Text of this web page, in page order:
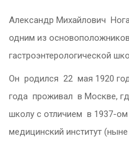
Александр Михайлович
одним из
гастроэнтерологической
Он родился 22 мая 1920
года проживал в Москве,
школу с отличием в 1937-
медицинский институт